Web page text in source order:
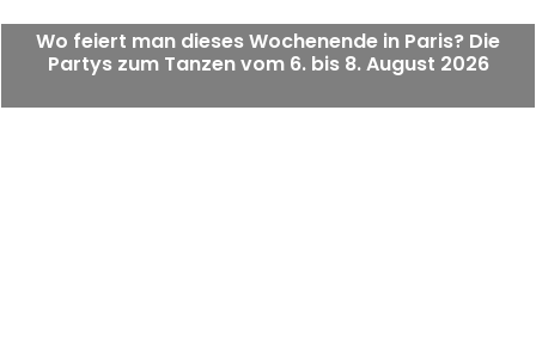
Wo feiert man dieses Wochenende in Paris? Die
Partys zum Tanzen vom 6. bis 8. August 2026